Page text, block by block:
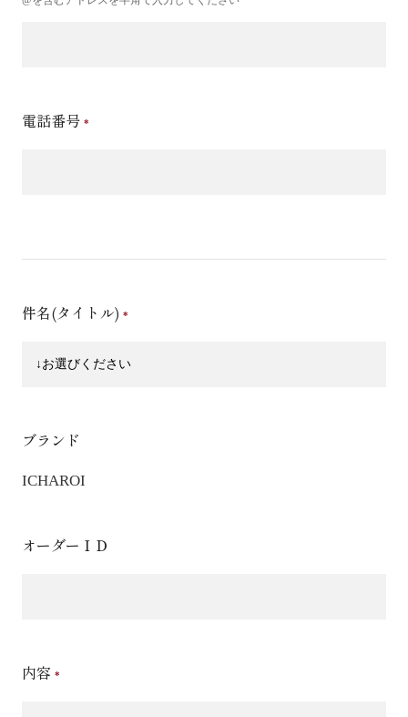
電話番号
件名(タイトル)
ブランド
ICHAROI
オーダーＩＤ
内容